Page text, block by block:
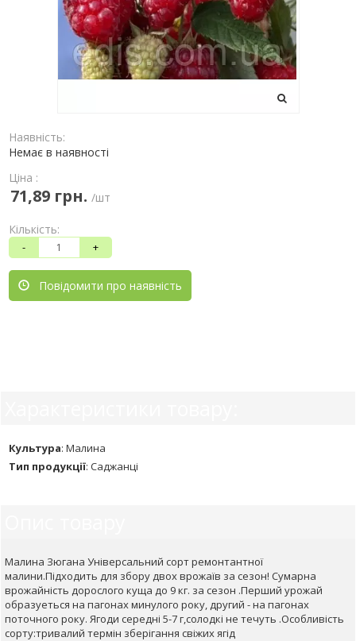
Наявність:
Немає в наявності
Ціна :
71,89 грн. /шт
Кількість:
- +
Повідомити про наявність
Культура: Малина
Тип продукції: Саджанці
Малина Зюгана Універсальний сорт ремонтантної
малини.Підходить для збору двох врожаїв за сезон! Сумарна
врожайність дорослого куща до 9 кг. за сезон .Перший урожай
образуеться на пагонах минулого року, другий - на пагонах
поточного року. Ягоди середні 5-7 г,солодкі не течуть .Особливість
сорту:тривалий термін зберігання свіжих ягід